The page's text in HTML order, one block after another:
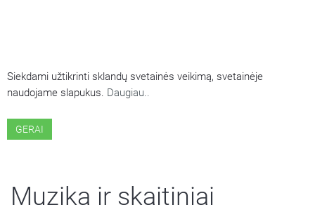
Siekdami užtikrinti sklandų svetainės veikimą, svetainėje
naudojame slapukus. Daugiau..
GERAI
Muzika ir skaitiniai